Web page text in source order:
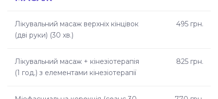
Лікувальний масаж верхніх кінцівок
(дві руки) (30 хв.)
495 грн.
Лікувальний масаж + кінезіотерапія
(1 год.) з елементами кінезіотерапії
825 грн.